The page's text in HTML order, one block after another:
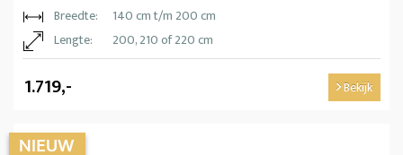
Breedte:
140 cm t/m 200 cm
Lengte:
200, 210 of 220 cm
1.719,- Bekijk